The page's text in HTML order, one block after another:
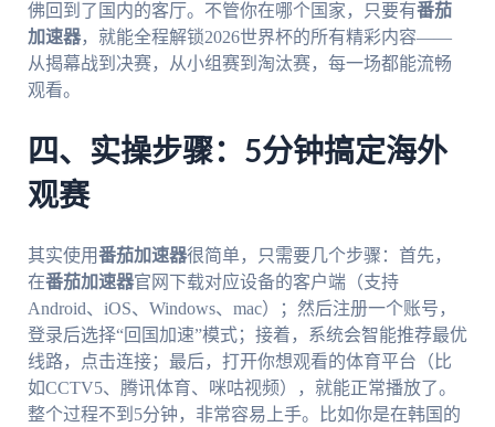
佛回到了国内的客厅。不管你在哪个国家，只要有番茄
加速器，就能全程解锁2026世界杯的所有精彩内容——
从揭幕战到决赛，从小组赛到淘汰赛，每一场都能流畅
观看。
四、实操步骤：5分钟搞定海外
观赛
其实使用番茄加速器很简单，只需要几个步骤：首先，
在番茄加速器官网下载对应设备的客户端（支持
Android、iOS、Windows、mac）；然后注册一个账号，
登录后选择“回国加速”模式；接着，系统会智能推荐最优
线路，点击连接；最后，打开你想观看的体育平台（比
如CCTV5、腾讯体育、咪咕视频），就能正常播放了。
整个过程不到5分钟，非常容易上手。比如你是在韩国的